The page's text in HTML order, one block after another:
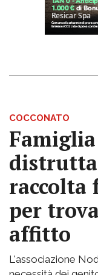
COCCONATO
raccolta
per
affitto
L'associazione